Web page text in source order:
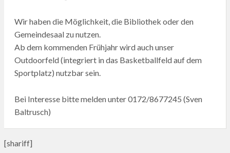
Wir haben die Möglichkeit, die Bibliothek oder den
Gemeindesaal zu nutzen.
Ab dem kommenden Frühjahr wird auch unser
Outdoorfeld (integriert in das Basketballfeld auf dem
Sportplatz) nutzbar sein.
Bei Interesse bitte melden unter 0172/8677245 (Sven
Baltrusch)
[shariff]